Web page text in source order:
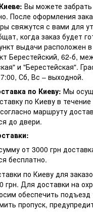
Вы можете забрать
После оформления
свяжутся с вами для
когда заказ будет
выдачи расположен в
Берестейский, 62-б,
и "Берестейская".
Сб, Вс – выходной.
по Киеву: Мы
по Киеву в
маршруту
до двери.
от 3000 грн
бесплатно.
по Киеву для
грн. Для доставки на
обеспечить подъезд
пропуск,